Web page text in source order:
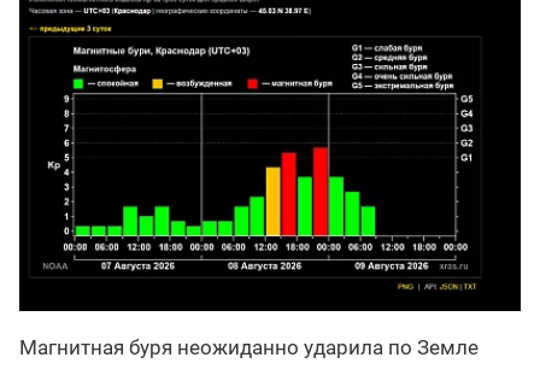
Магнитная буря неожиданно ударила по Земле